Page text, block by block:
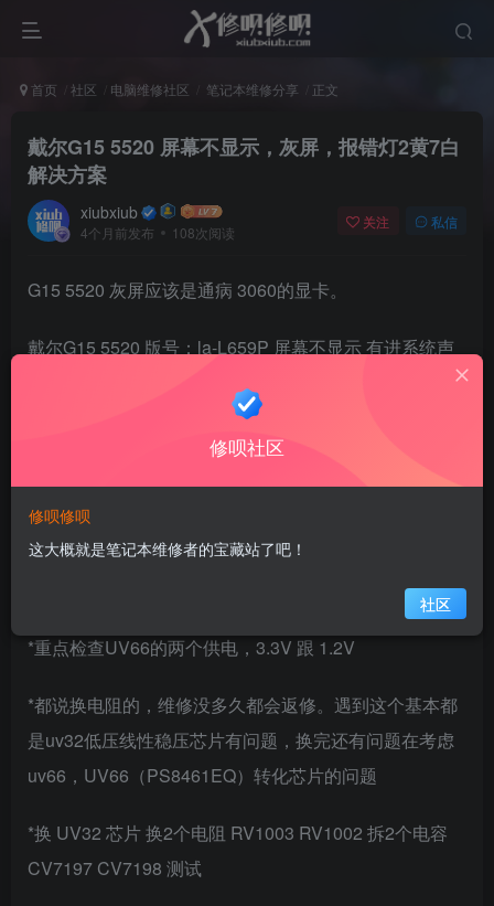
首页 社区 电脑维修社区 笔记本维修分享 正文
戴尔G15 5520 屏幕不显示，灰屏，报错灯2黄7白
解决方案
xiubxiub
4个月前发布 108次阅读
关注 私信
G15 5520 灰屏应该是通病 3060的显卡。
戴尔G15 5520 版号：la-L659P 屏幕不显示 有进系统声
音 偶尔开机能显示LOGO进到系统界面屏幕就黑掉；
有时候开机直接灰屏 有背光 没字，有时候亮LOGO 后就
报错灯2黄7白；
*重点检查UV66的两个供电，3.3V 跟 1.2V
*都说换电阻的，维修没多久都会返修。遇到这个基本都
是uv32低压线性稳压芯片有问题，换完还有问题在考虑
uv66，UV66（PS8461EQ）转化芯片的问题
*换 UV32 芯片 换2个电阻 RV1003 RV1002 拆2个电容
CV7197 CV7198 测试
修呗社区
修呗修呗
这大概就是笔记本维修者的宝藏站了吧！
社区